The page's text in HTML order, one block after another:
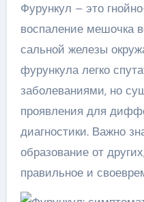
Фурункул – это гнойно-некротическое
воспаление мешочка
сальной железы
фурункула легко
заболеваниями, но
проявления для
диагностики. Важно
образование от
правильное и